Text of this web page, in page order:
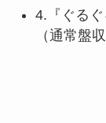
4.『ぐる
（通常盤収